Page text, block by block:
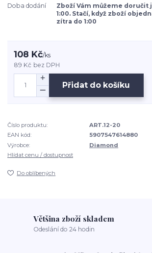
Doba dodání
Zboží Vám můžeme doručit
1:00. Stačí, když zboží
zítra do 1:00
108 Kč/ks
89 Kč bez DPH
Přidat do košíku
Číslo produktu:
ART.12-20
EAN kód:
5907547614880
Výrobce:
Diamond
Hlídat cenu / dostupnost
Do oblíbených
Většina zboží skladem
Odeslání do 24 hodin